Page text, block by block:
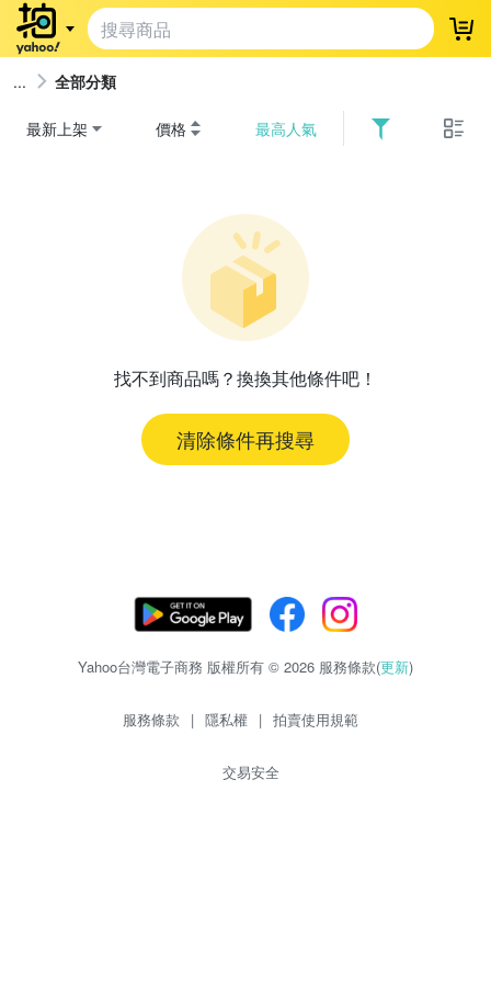
登
全部分類
最新上架 價格 最高人氣
找不到商品嗎？換換其他條件吧！
清除條件再搜尋
Yahoo台灣電子商務 版權所有 © 2026 服務條款(更新)
服務條款 | 隱私權 | 拍賣使用規範
交易安全